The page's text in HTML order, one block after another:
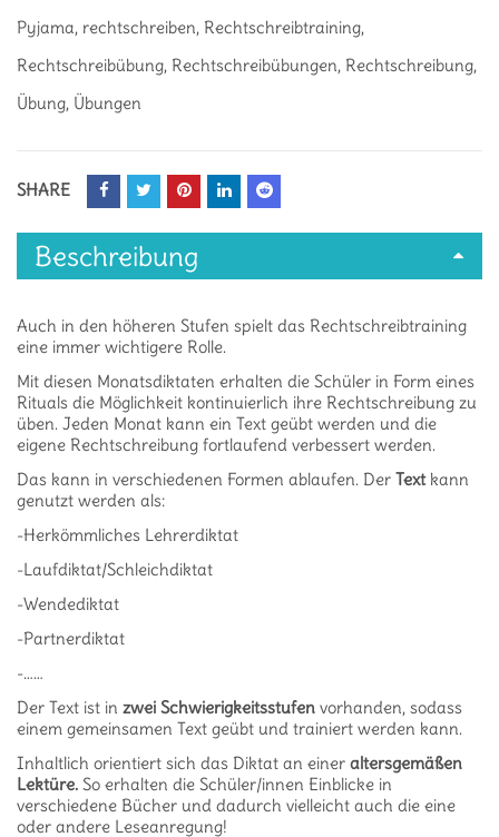
Pyjama, rechtschreiben, Rechtschreibtraining,
Rechtschreibübung, Rechtschreibübungen, Rechtschreibung,
Übung, Übungen
SHARE
Beschreibung
Auch in den höheren Stufen spielt das Rechtschreibtraining
eine immer wichtigere Rolle.
Mit diesen Monatsdiktaten erhalten die Schüler in Form eines
Rituals die Möglichkeit kontinuierlich ihre Rechtschreibung zu
üben. Jeden Monat kann ein Text geübt werden und die
eigene Rechtschreibung fortlaufend verbessert werden.
Das kann in verschiedenen Formen ablaufen. Der Textkann
genutzt werden als:
-Herkömmliches Lehrerdiktat
-Laufdiktat/Schleichdiktat
-Wendediktat
-Partnerdiktat
-……
Der Text ist in zwei Schwierigkeitsstufen vorhanden, sodass
einem gemeinsamen Text geübt und trainiert werden kann.
Inhaltlich orientiert sich das Diktat an einer altersgemäßen
Lektüre. So erhalten die Schüler/innen Einblicke in
verschiedene Bücher und dadurch vielleicht auch die eine
oder andere Leseanregung!